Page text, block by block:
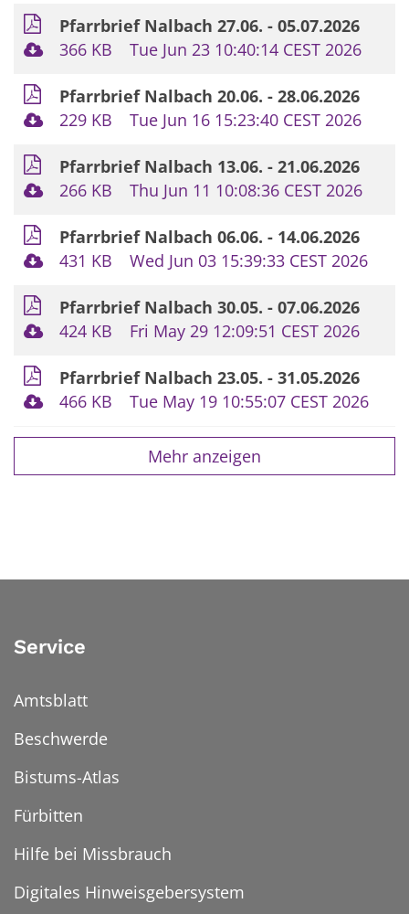
Pfarrbrief Nalbach 27.06. - 05.07.2026
366 KB
Tue Jun 23 10:40:14 CEST 2026
Pfarrbrief Nalbach 20.06. - 28.06.2026
229 KB
Tue Jun 16 15:23:40 CEST 2026
Pfarrbrief Nalbach 13.06. - 21.06.2026
266 KB
Thu Jun 11 10:08:36 CEST 2026
Pfarrbrief Nalbach 06.06. - 14.06.2026
431 KB
Wed Jun 03 15:39:33 CEST 2026
Pfarrbrief Nalbach 30.05. - 07.06.2026
424 KB
Fri May 29 12:09:51 CEST 2026
Pfarrbrief Nalbach 23.05. - 31.05.2026
466 KB
Tue May 19 10:55:07 CEST 2026
Mehr anzeigen
Service
Amtsblatt
Beschwerde
Bistums-Atlas
Fürbitten
Hilfe bei Missbrauch
Digitales Hinweisgebersystem